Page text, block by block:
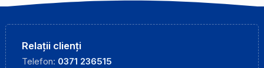
Relații clienți
Telefon: 0371 236515